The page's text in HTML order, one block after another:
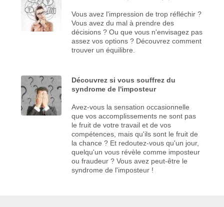
Vous avez l'impression de trop réfléchir ?
Vous avez du mal à prendre des
décisions ? Ou que vous n'envisagez pas
assez vos options ? Découvrez comment
trouver un équilibre.
Découvrez si vous souffrez du
syndrome de l'imposteur
Avez-vous la sensation occasionnelle
que vos accomplissements ne sont pas
le fruit de votre travail et de vos
compétences, mais qu'ils sont le fruit de
la chance ? Et redoutez-vous qu'un jour,
quelqu'un vous révèle comme imposteur
ou fraudeur ? Vous avez peut-être le
syndrome de l'imposteur !